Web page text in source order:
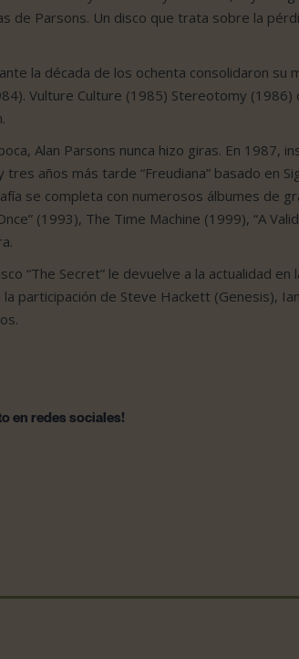
de Parsons. Un disco que trata sobre la
la década de los ochenta consolidaron su
Vulture Culture (1985) Stereotomy
Alan Parsons nunca hizo giras. En 1987,
tres años más tarde “Freudiana” basado en
se completa con numerosos álbumes de
(1993), The Time Machine (1999), “A
“The Secret” le devuelve a la actualidad
participación de Steve Hackett (Genesis),
en redes sociales!